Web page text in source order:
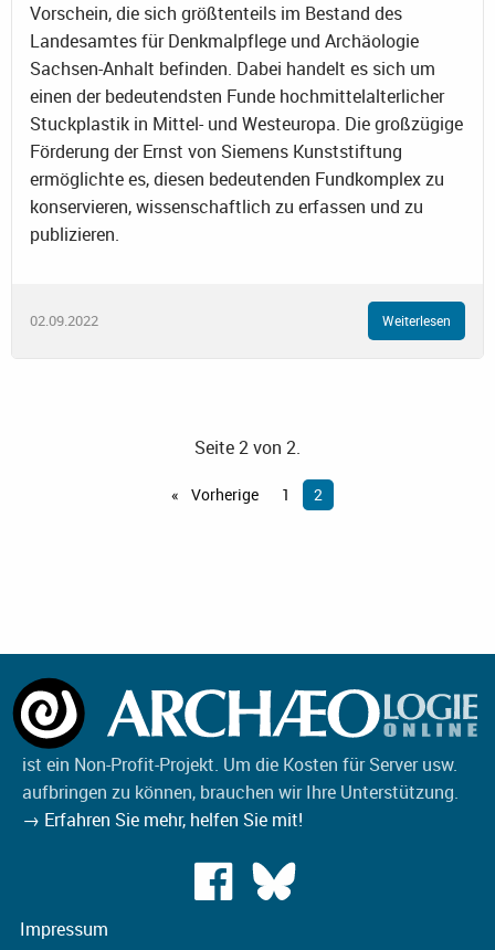
Vorschein, die sich größtenteils im Bestand des
Landesamtes für Denkmalpflege und Archäologie
Sachsen-Anhalt befinden. Dabei handelt es sich um
einen der bedeutendsten Funde hochmittelalterlicher
Stuckplastik in Mittel- und Westeuropa. Die großzügige
Förderung der Ernst von Siemens Kunststiftung
ermöglichte es, diesen bedeutenden Fundkomplex zu
konservieren, wissenschaftlich zu erfassen und zu
publizieren.
02.09.2022 Weiterlesen
Seite 2 von 2.
Vorherige 1 2
ist ein Non-Profit-Projekt. Um die Kosten für Server usw.
aufbringen zu können, brauchen wir Ihre Unterstützung.
→ Erfahren Sie mehr, helfen Sie mit!
Impressum